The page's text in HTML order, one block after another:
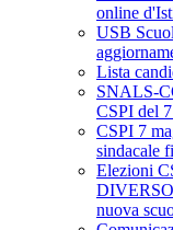
online
USB
Lista
SNALS-
CSPI del
CSPI 7
sindacale
Elezioni
DIVERSO
nuova